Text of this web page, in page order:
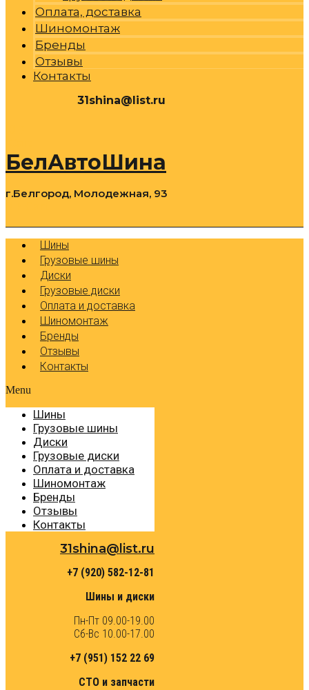
Оплата, доставка
Шиномонтаж
Бренды
Отзывы
Контакты
31shina@list.ru
БелАвтоШина
г.Белгород, Молодежная, 93
Шины
Грузовые шины
Диски
Грузовые диски
Оплата и доставка
Шиномонтаж
Бренды
Отзывы
Контакты
Menu
Шины
Грузовые шины
Диски
Грузовые диски
Оплата и доставка
Шиномонтаж
Бренды
Отзывы
Контакты
31shina@list.ru
+7 (920) 582-12-81
Шины и диски
Пн-Пт 09.00-19.00
Сб-Вс 10.00-17.00
+7 (951) 152 22 69
СТО и запчасти